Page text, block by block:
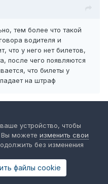
тем более что такой
водителя и
что у него нет билетов,
после чего появляются
что билеты у
на штраф
- не появятся. Потому
И на фин.результат -
устройство, чтобы
Вы можете изменить свои
без изменения
файлы сookie